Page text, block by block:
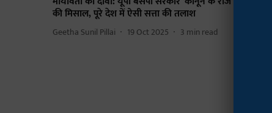
की मिसाल, पूरे देश में ऐसी सत्ता की तलाश
Geetha Sunil Pillai 19 Oct 2025 3 min read